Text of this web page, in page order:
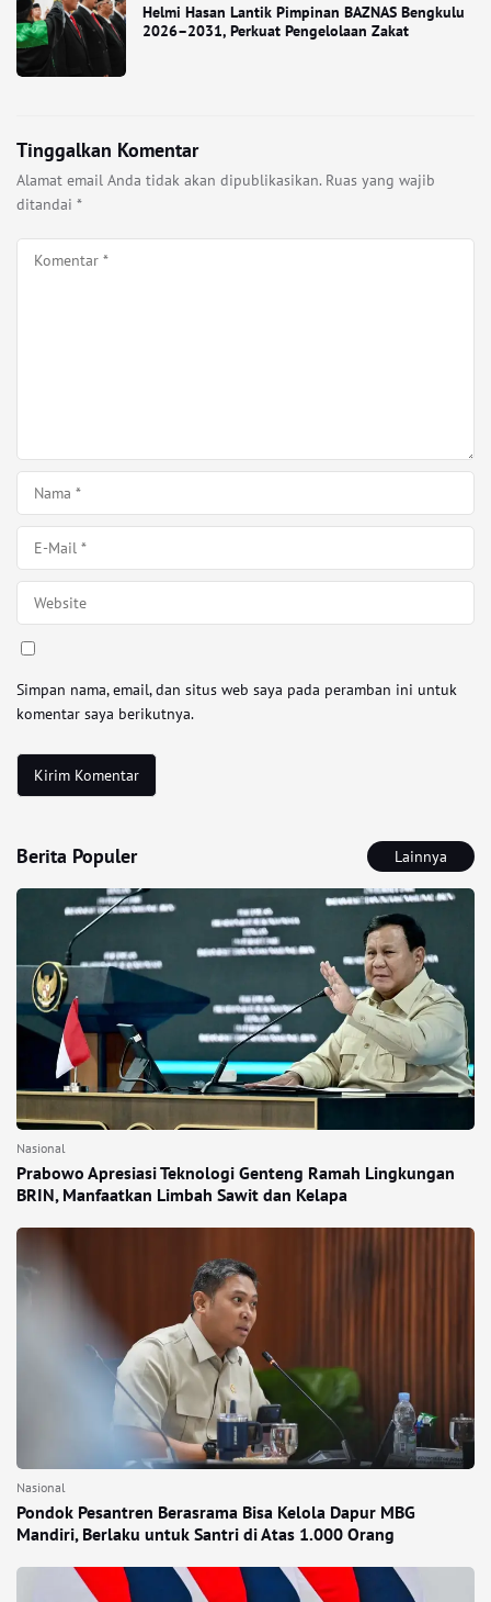
Helmi Hasan Lantik Pimpinan BAZNAS Bengkulu
2026–2031, Perkuat Pengelolaan Zakat
Tinggalkan Komentar
Alamat email Anda tidak akan dipublikasikan. Ruas yang wajib
ditandai *
Simpan nama, email, dan situs web saya pada peramban ini untuk
komentar saya berikutnya.
Berita Populer Lainnya
Nasional
Prabowo Apresiasi Teknologi Genteng Ramah Lingkungan
BRIN, Manfaatkan Limbah Sawit dan Kelapa
Nasional
Pondok Pesantren Berasrama Bisa Kelola Dapur MBG
Mandiri, Berlaku untuk Santri di Atas 1.000 Orang